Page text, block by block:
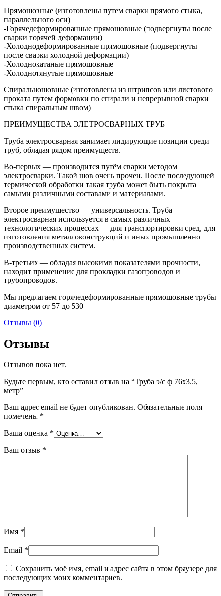
Прямошовные (изготовлены путем сварки прямого стыка,
параллельного оси)
-Горячедеформированные прямошовные (подвергнуты после
сварки горячей деформации)
-Холоднодеформированные прямошовные (подвергнуты
после сварки холодной деформации)
-Холоднокатаные прямошовные
-Холоднотянутые прямошовные
Спиральношовные (изготовлены из штрипсов или листового
проката путем формовки по спирали и непрерывной сварки
стыка спиральным швом)
ПРЕИМУЩЕСТВА ЭЛЕТРОСВАРНЫХ ТРУБ
Труба электросварная занимает лидирующие позиции среди
труб, обладая рядом преимуществ.
Во-первых — производится путём сварки методом
электросварки. Такой шов очень прочен. После последующей
термической обработки такая труба может быть покрыта
самыми различными составами и материалами.
Второе преимущество — универсальность. Труба
электросварная используется в самых различных
технологических процессах — для транспортировки сред, для
изготовления металлоконструкций и иных промышленно-
производственных систем.
В-третьих — обладая высокими показателями прочности,
находит применение для прокладки газопроводов и
трубопроводов.
Мы предлагаем горячедеформированные прямошовные трубы
диаметром от 57 до 530
Отзывы (0)
Отзывы
Отзывов пока нет.
Будьте первым, кто оставил отзыв на “Труба э/c ф 76х3.5,
метр”
Ваш адрес email не будет опубликован. Обязательные поля
помечены *
Ваша оценка *
Ваш отзыв *
Имя *
Email *
Сохранить моё имя, email и адрес сайта в этом браузере для
последующих моих комментариев.